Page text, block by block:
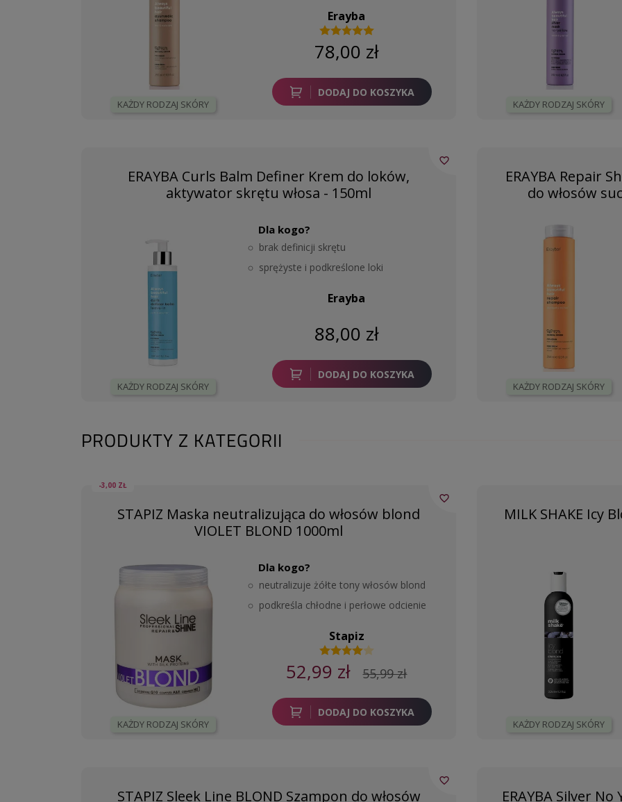
KAŻDY RODZAJ SKÓRY
Erayba
78,00 zł
DODAJ DO KOSZYKA
KAŻDY RODZAJ SKÓRY
ERAYBA Curls Balm Definer Krem do loków,
aktywator skrętu włosa - 150ml
KAŻDY RODZAJ SKÓRY
Dla kogo?
brak definicji skrętu
sprężyste i podkreślone loki
Erayba
88,00 zł
DODAJ DO KOSZYKA
favorite_border
ERAYBA Repair
do włosów
KAŻDY RODZAJ SKÓRY
PRODUKTY Z KATEGORII
-3,00 ZŁ
STAPIZ Maska neutralizująca do włosów blond
VIOLET BLOND 1000ml
KAŻDY RODZAJ SKÓRY
Dla kogo?
neutralizuje żółte tony włosów blond
podkreśla chłodne i perłowe odcienie
Stapiz
52,99 zł 55,99 zł
DODAJ DO KOSZYKA
favorite_border
MILK SHAKE Icy
KAŻDY RODZAJ SKÓRY
STAPIZ Sleek Line BLOND Szampon do włosów
favorite_border
ERAYBA Silver